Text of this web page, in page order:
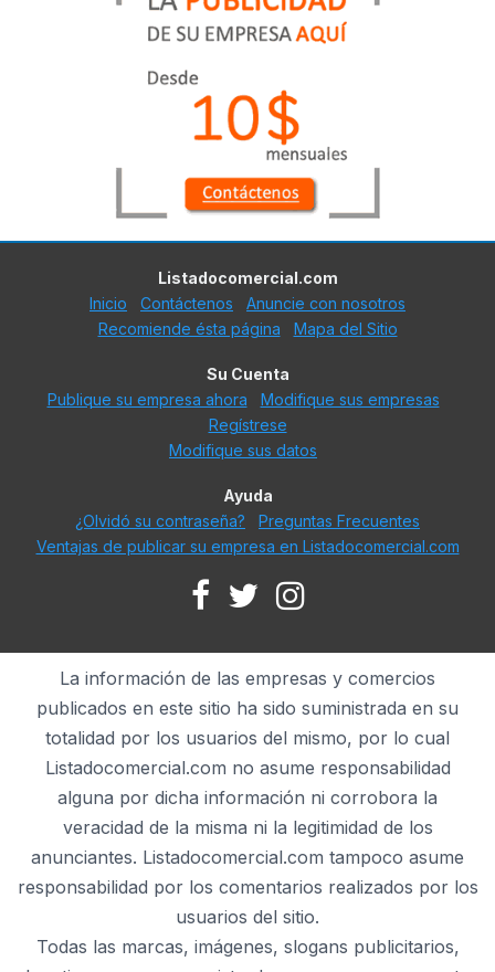
Listadocomercial.com
Inicio
Contáctenos
Anuncie con nosotros
Recomiende ésta página
Mapa del Sitio
Su Cuenta
Publique su empresa ahora
Modifique sus empresas
Regístrese
Modifique sus datos
Ayuda
¿Olvidó su contraseña?
Preguntas Frecuentes
Ventajas de publicar su empresa en Listadocomercial.com
La información de las empresas y comercios
publicados en este sitio ha sido suministrada en su
totalidad por los usuarios del mismo, por lo cual
Listadocomercial.com no asume responsabilidad
alguna por dicha información ni corrobora la
veracidad de la misma ni la legitimidad de los
anunciantes. Listadocomercial.com tampoco asume
responsabilidad por los comentarios realizados por los
usuarios del sitio.
Todas las marcas, imágenes, slogans publicitarios,